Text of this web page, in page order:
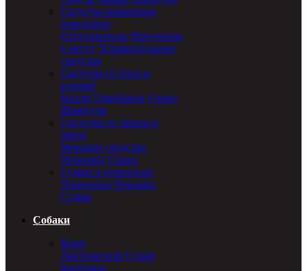
Средства коррекции
поведения
Отпугиватели Приучение
к месту Успокоительные
средства
Средства от блох и
клещей
Капли Ошейники Спреи
Шампуни
Средства от запаха и
пятен
Моющие средства
Порошки Спреи
Сумки и переноски
Переноски Рюкзаки
Сумки
Собаки
Корм
Диетический Сухой
Консервы